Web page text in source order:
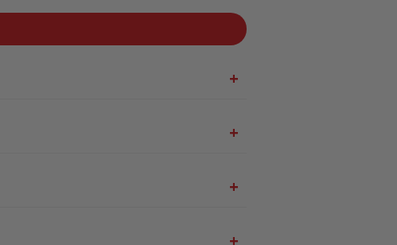
prostych krokach
uwag podczas finalizacji zakupu. Prosimy o